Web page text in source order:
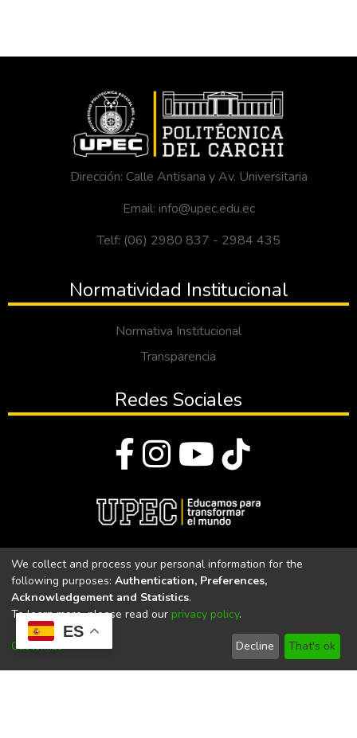
ES
Dirección: Calle Antisana y Av. Universitaria
Email: info@upec.edu.ec
Telf: (06) 2980 837 - 2984 435
Normatividad Institucional
Normativa Institucional
Transparencia
Redes Sociales
Universidad Politécnica Estatal del Carchi
Universidad Politécnica Estatal del Carchi | Acreditada por el
CACES Resolución N°. 160-SE-33-CACES-2020
We collect and process your personal information for the
following purposes: Authentication, Preferences,
Acknowledgement and Statistics.
To learn more, please read our privacy policy.
Customize Decline That's ok